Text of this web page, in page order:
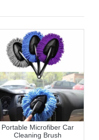
Portable Microfiber Car
Cleaning Brush